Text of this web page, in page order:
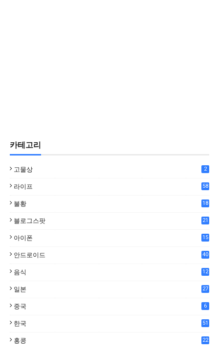
카테고리
고물상 2
라이프 58
불황
18
블로그스팟 21
아이폰 15
안드로이드 40
음식
12
일본 27
중국 6
한국 51
홍콩 22